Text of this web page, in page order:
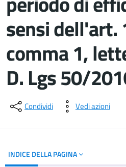
sensi dell'art.
comma 1,
D. Lgs 50/
Dettagli del
Condividi Vedi azioni
INDICE DELLA PAGINA